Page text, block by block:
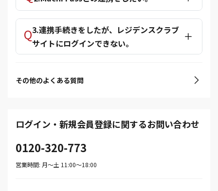
3.連携手続きをしたが、レジデンスクラブ
サイトにログインできない。
その他のよくある質問
ログイン・新規会員登録に関するお問い合わせ
0120-320-773
営業時間: 月〜土 11:00〜18:00